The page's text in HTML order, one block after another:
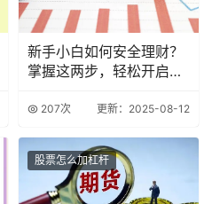
新手小白如何安全理财？
掌握这两步，轻松开启财
207次 更新：2025-08-12
股票怎么加杠杆